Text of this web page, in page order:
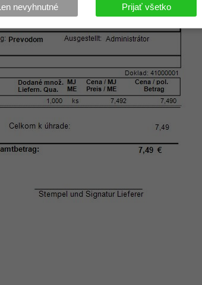
Len nevyhnutné Prijať všetko